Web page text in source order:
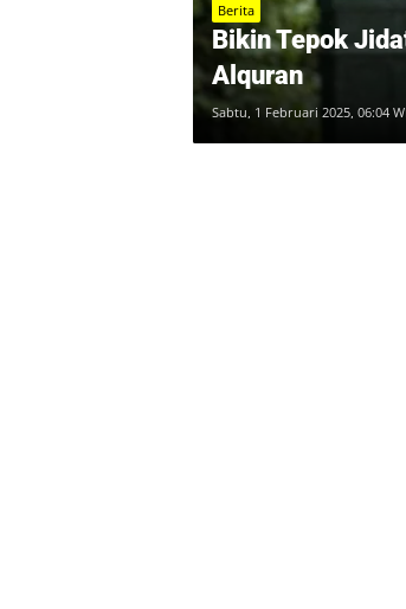
Berita
Bikin Tepok
Alquran
Sabtu, 1 Februari 2025, 06:04